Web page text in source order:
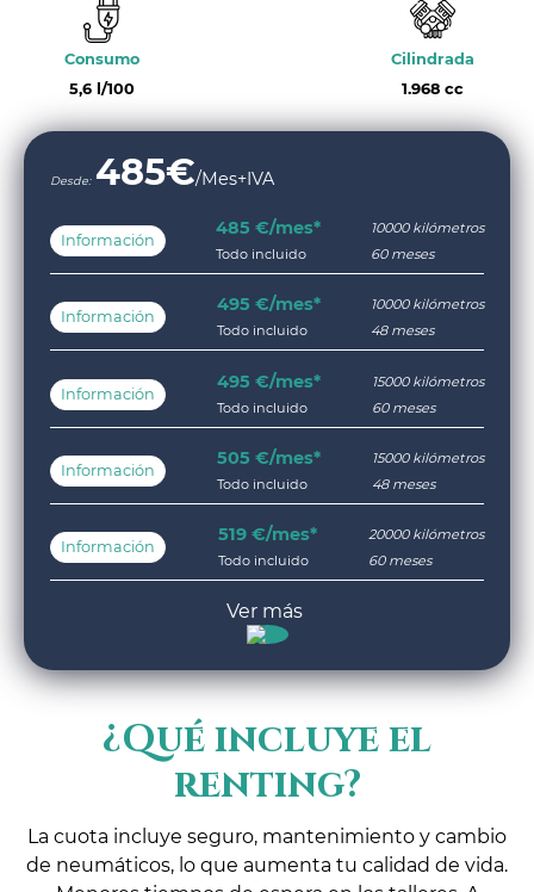
Consumo
5,6 l/100
Cilindrada
1.968 cc
Desde: 485€/Mes+IVA
Información
485 €/mes*
Todo incluido
10000 kilómetros
60 meses
Información
495 €/mes*
Todo incluido
10000 kilómetros
48 meses
Información
495 €/mes*
Todo incluido
15000 kilómetros
60 meses
Información
505 €/mes*
Todo incluido
15000 kilómetros
48 meses
Información
519 €/mes*
Todo incluido
20000 kilómetros
60 meses
¿Qué incluye el
renting?
La cuota incluye seguro, mantenimiento y cambio
de neumáticos, lo que aumenta tu calidad de vida.